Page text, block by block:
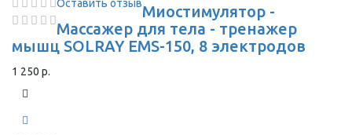
Оставить отзывМиостимулятор -
Массажер для тела - тренажер
мышц SOLRAY EMS-150, 8 электродов
1 250 р.